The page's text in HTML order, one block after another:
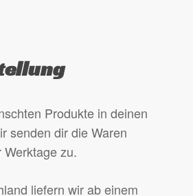
der
gewählt
werden
Produkte in deinen
senden dir die Waren
zu.
liefern wir ab einem